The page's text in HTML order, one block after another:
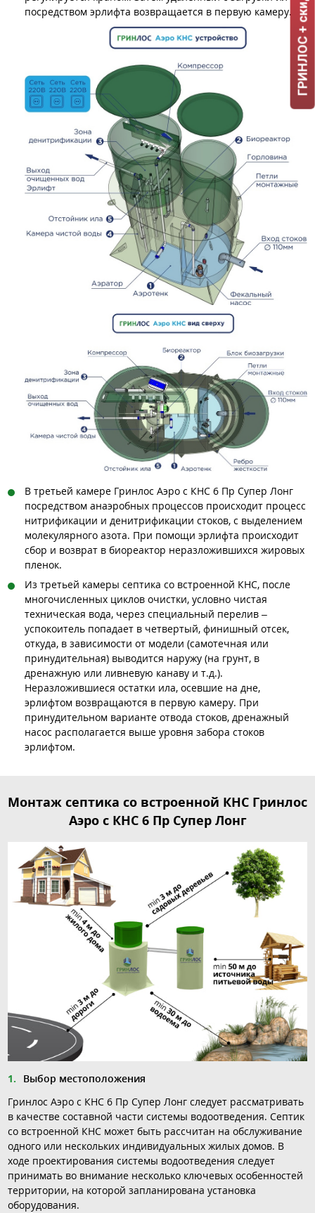
посредством эрлифта возвращается в первую камеру.
В третьей камере Гринлос Аэро с КНС 6 Пр Супер Лонг
посредством анаэробных процессов происходит процесс
нитрификации и денитрификации стоков, с выделением
молекулярного азота. При помощи эрлифта происходит
сбор и возврат в биореактор неразложившихся жировых
пленок.
Из третьей камеры септика со встроенной КНС, после
многочисленных циклов очистки, условно чистая
техническая вода, через специальный перелив –
успокоитель попадает в четвертый, финишный отсек,
откуда, в зависимости от модели (самотечная или
принудительная) выводится наружу (на грунт, в
дренажную или ливневую канаву и т.д.).
Неразложившиеся остатки ила, осевшие на дне,
эрлифтом возвращаются в первую камеру. При
принудительном варианте отвода стоков, дренажный
насос располагается выше уровня забора стоков
эрлифтом.
Монтаж септика со встроенной КНС Гринлос
Аэро с КНС 6 Пр Супер Лонг
Выбор местоположения
Гринлос Аэро с КНС 6 Пр Супер Лонг следует рассматривать
в качестве составной части системы водоотведения. Септик
со встроенной КНС может быть рассчитан на обслуживание
одного или нескольких индивидуальных жилых домов. В
ходе проектирования системы водоотведения следует
принимать во внимание несколько ключевых особенностей
территории, на которой запланирована установка
оборудования.